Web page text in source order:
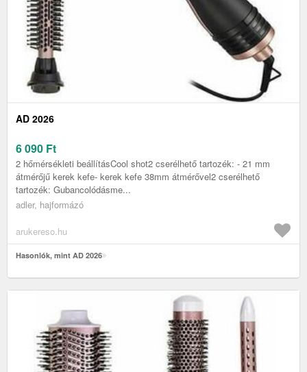
AD 2026
6 090 Ft
2 hőmérsékleti beállításCool shot2 cserélhető tartozék: - 21 mm
átmérőjű kerek kefe- kerek kefe 38mm átmérővel2 cserélhető
tartozék: Gubancolódásme...
adler, hajformázó
arukereso.hu
Hasonlók, mint AD 2026